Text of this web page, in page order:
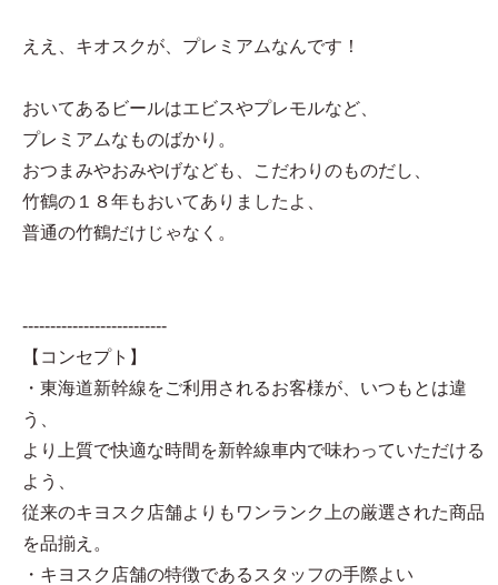
ええ、キオスクが、プレミアムなんです！
おいてあるビールはエビスやプレモルなど、
プレミアムなものばかり。
おつまみやおみやげなども、こだわりのものだし、
竹鶴の１８年もおいてありましたよ、
普通の竹鶴だけじゃなく。
--------------------------
【コンセプト】
・東海道新幹線をご利用されるお客様が、いつもとは違
う、
より上質で快適な時間を新幹線車内で味わっていただける
よう、
従来のキヨスク店舗よりもワンランク上の厳選された商品
を品揃え。
・キヨスク店舗の特徴であるスタッフの手際よい